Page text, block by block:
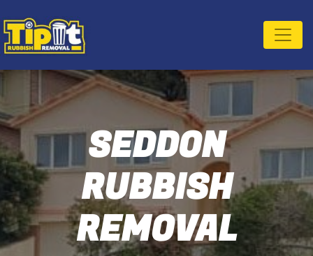
SEDDON
RUBBISH
REMOVAL